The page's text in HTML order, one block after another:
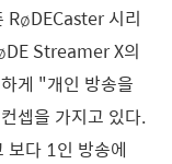
RøDECaster 시리
Streamer X의
게 "개인 방송을
셉을 가지고 있다.
보다 1인 방송에